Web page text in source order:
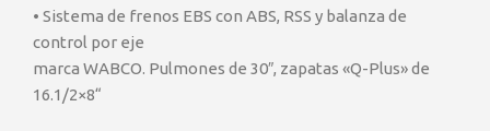
• Sistema de frenos EBS con ABS, RSS y balanza de
control por eje
marca WABCO. Pulmones de 30″, zapatas «Q-Plus» de
16.1/2×8“